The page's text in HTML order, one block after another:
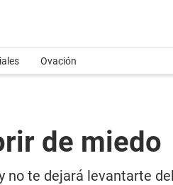
Ovación
de miedo
no te dejará levantarte